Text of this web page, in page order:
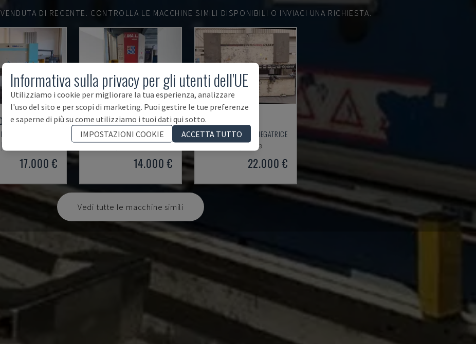
DI RECENTE. CONTROLLA LE MACCHINE SIMILI DISPONIBILI O INVIACI UNA RICHIESTA.
33
PIEGATRICE
17.000 €
SMALL 835/25
IMAL - PRESSA PIEGATRICE
14.000 €
HAP 40200
DURMA - PRESSA PIEGATRICE
2003
22.000 €
Vedi tutte le macchine simili
Informativa sulla privacy per gli utenti dell'UE
Utilizziamo i cookie per migliorare la tua esperienza, analizzare
l'uso del sito e per scopi di marketing. Puoi gestire le tue preferenze
e saperne di più su come utilizziamo i tuoi dati qui sotto.
IMPOSTAZIONI COOKIE
ACCETTA TUTTO